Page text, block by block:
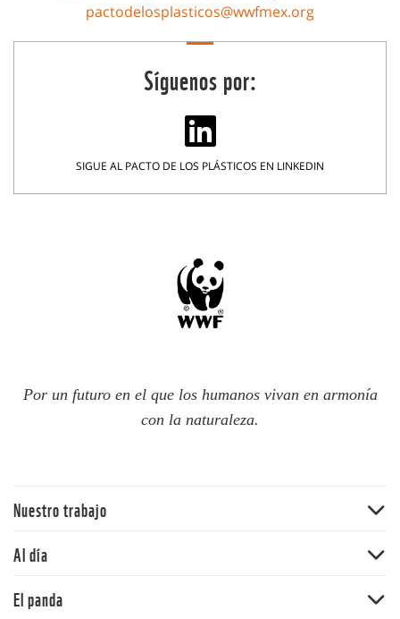
pactodelosplasticos@wwfmex.org
Síguenos por:
SIGUE AL PACTO DE LOS PLÁSTICOS EN LINKEDIN
Por un futuro en el que los humanos vivan en armonía
con la naturaleza.
Nuestro trabajo
Cambio climático
Al día
Publicaciones
El panda